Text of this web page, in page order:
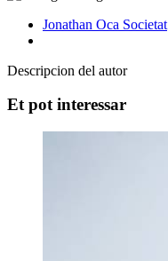
Jonathan Oca Societat
Descripcion del autor
Et pot interessar